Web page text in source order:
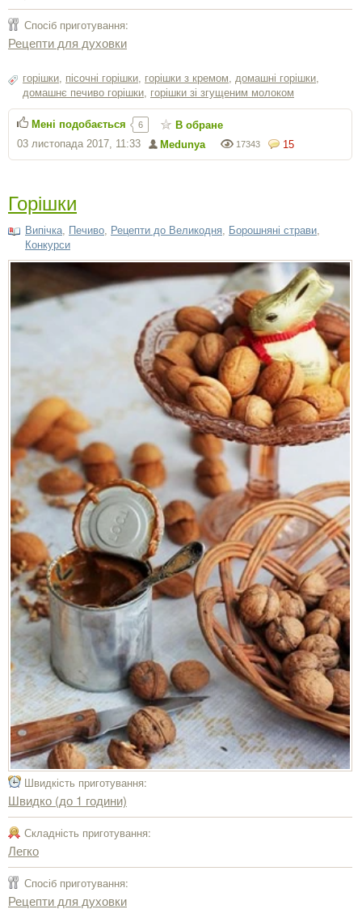
Спосіб приготування:
Рецепти для духовки
горішки, пісочні горішки, горішки з кремом, домашні горішки,
домашнє печиво горішки, горішки зі згущеним молоком
15
17343
Medunya
03 листопада 2017, 11:33
Мені подобається 6 В обране
Горішки
Випічка, Печиво, Рецепти до Великодня, Борошняні страви,
Конкурси
Швидкість приготування:
Швидко (до 1 години)
Складність приготування:
Легко
Спосіб приготування:
Рецепти для духовки